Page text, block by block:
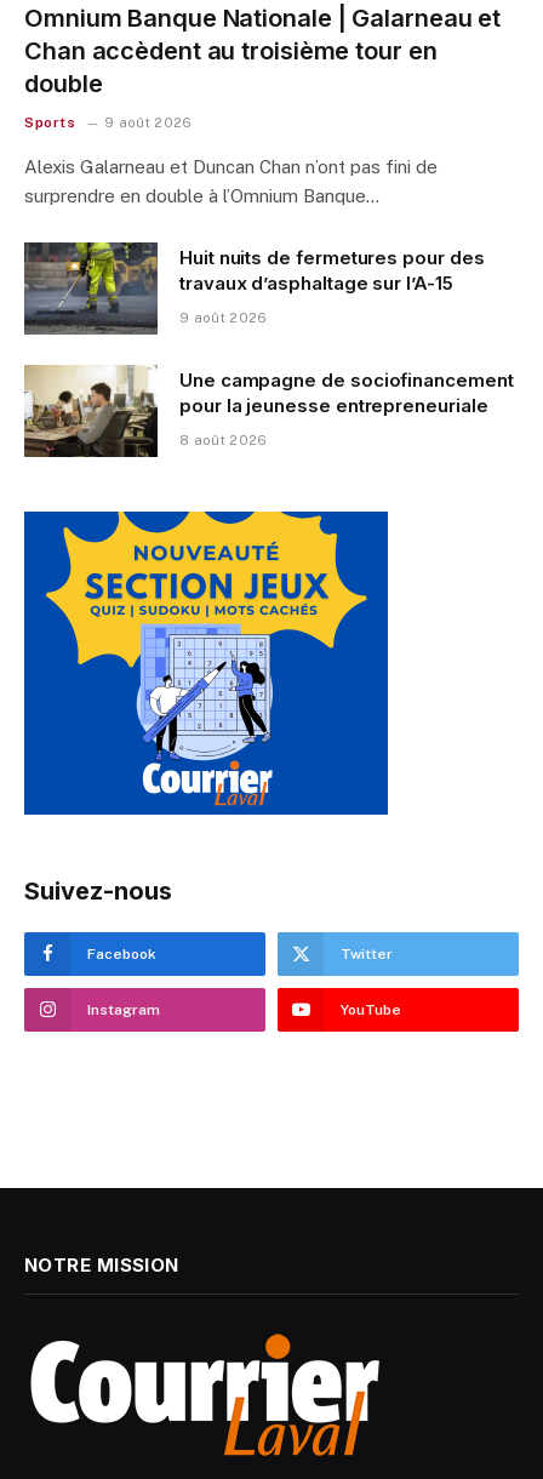
Omnium Banque Nationale | Galarneau et
Chan accèdent au troisième tour en
double
Sports 9 août 2026
Alexis Galarneau et Duncan Chan n’ont pas fini de
surprendre en double à l’Omnium Banque…
Huit nuits de fermetures pour des
travaux d’asphaltage sur l’A-15
9 août 2026
Une campagne de sociofinancement
pour la jeunesse entrepreneuriale
8 août 2026
Suivez-nous
Facebook Twitter
Instagram YouTube
NOTRE MISSION